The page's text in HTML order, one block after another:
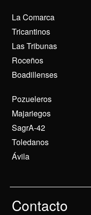
La Comarca
Tricantinos
Las Tribunas
Roceños
Boadillenses
Pozueleros
Majariegos
SagrA-42
Toledanos
Ávila
Contacto